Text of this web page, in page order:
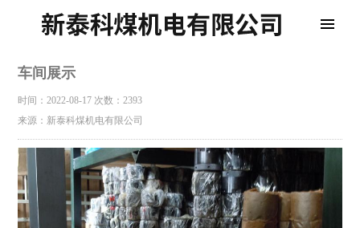
车间展示
时间：2022-08-17 次数：2393
来源：新泰科煤机电有限公司